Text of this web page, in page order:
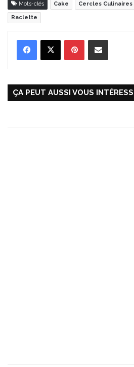
Mots-clés Cake Cercles Culinaires
Raclette
ÇA PEUT AUSSI VOUS